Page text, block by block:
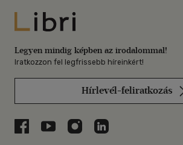
Libri
Legyen mindig képben az irodalommal!
Iratkozzon fel legfrissebb híreinkért!
Hírlevél-feliratkozás
Libri a Facebookon
Libri a Youtube-on
Libri az Instagramon
Libri a LinkedInen